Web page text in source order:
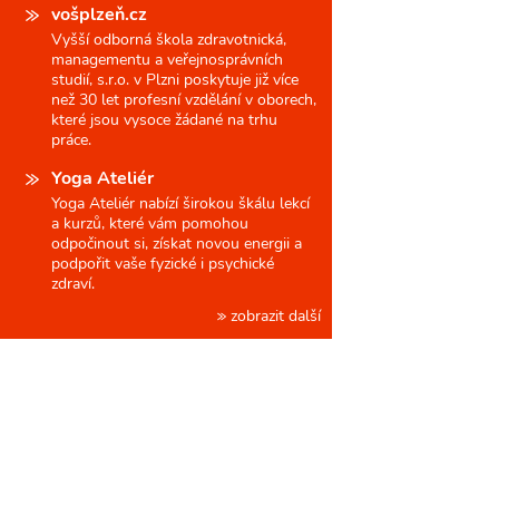
vošplzeň.cz
Vyšší odborná škola zdravotnická,
managementu a veřejnosprávních
studií, s.r.o. v Plzni poskytuje již více
než 30 let profesní vzdělání v oborech,
které jsou vysoce žádané na trhu
práce.
Yoga Ateliér
Yoga Ateliér nabízí širokou škálu lekcí
a kurzů, které vám pomohou
odpočinout si, získat novou energii a
podpořit vaše fyzické i psychické
zdraví.
zobrazit další